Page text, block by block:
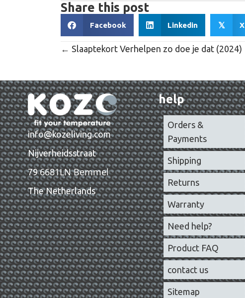
Share this post
Facebook Linkedin 𝕏 X
Posts
← Slaaptekort Verhelpen zo doe je dat (2024)
info@kozeliving.com
Nijverheidsstraat
79 6681LN Bemmel
The Netherlands
help
Orders &
Payments
Shipping
Returns
Warranty
Need help?
Product FAQ
contact us
Sitemap